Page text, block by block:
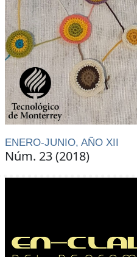
ENERO-JUNIO, AÑO XII
Núm. 23 (2018)